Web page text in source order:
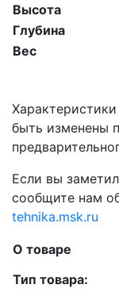
Высота
Глубина
Вес
быть изменены
Если вы
сообщите нам
tehnika.msk.ru
О товаре
Тип товара: